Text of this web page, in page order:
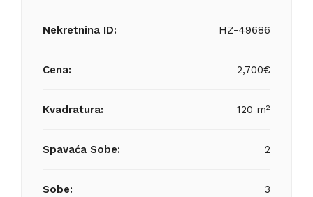
Nekretnina ID: HZ-49686
Cena: 2,700€
Kvadratura: 120 m²
Spavaća Sobe: 2
Sobe: 3